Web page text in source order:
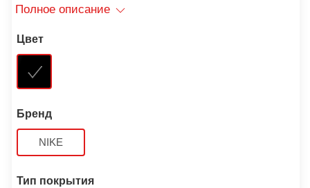
Полное описание
Цвет
Бренд
NIKE
Тип покрытия